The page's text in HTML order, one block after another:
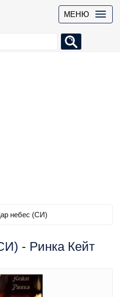
МЕНЮ
небес (СИ)
- Ринка Кейт